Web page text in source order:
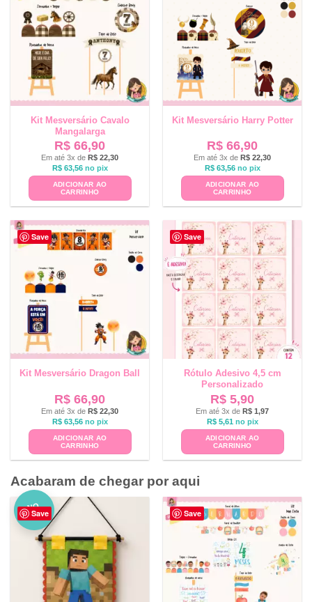
Kit Mesversário Cavalo
Mangalarga
R$ 66,90
Em até 3x de R$ 22,30
R$63,56 no pix
ADICIONAR AO
CARRINHO
Kit Mesversário Harry Potter
R$ 66,90
Em até 3x de R$ 22,30
R$63,56 no pix
ADICIONAR AO
CARRINHO
Save
Kit Mesversário Dragon Ball
R$ 66,90
Em até 3x de R$ 22,30
R$63,56 no pix
ADICIONAR AO
CARRINHO
Save
Rótulo Adesivo 4,5 cm
Personalizado
R$ 5,90
Em até 3x de R$ 1,97
R$5,61 no pix
ADICIONAR AO
CARRINHO
Acabaram de chegar por aqui
Save
NO
VO Save